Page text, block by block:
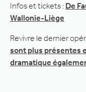
Infos et tickets : De
Wallonie-Liège
Revivre le dernier
sont plus présentes
dramatique